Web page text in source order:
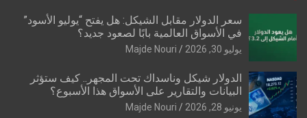
سعر الدولار مقابل الشيكل: هل يفتح “يوليو الأسود”
في الأسواق العالمية بابًا لصعود جديد؟
يوليو 30, 2026 Majde Nouri
الدولار شيكل وناسداك تحت المجهر.. كيف ستؤثر
البيانات والتقارير على الأسواق هذا الأسبوع؟
يونيو 28, 2026 Majde Nouri